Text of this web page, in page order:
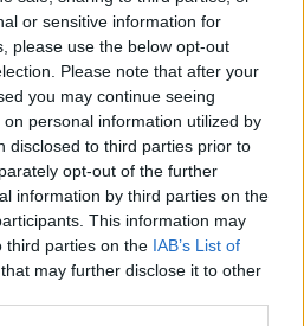
or sensitive information for
please use the below opt-out
Please note that after your
you may continue seeing
personal information utilized by
disclosed to third parties prior to
opt-out of the further
information by third parties on the
This information may
third parties on the IAB’s List of
that may further disclose it to other
θεματικής
του εθνικού τελικού, η ΕΡΤ
ευρύτερο τηλεοπτικό project
Όπως αποκαλύφθηκε στην
εξετάζεται η
Eurovision», η οποία